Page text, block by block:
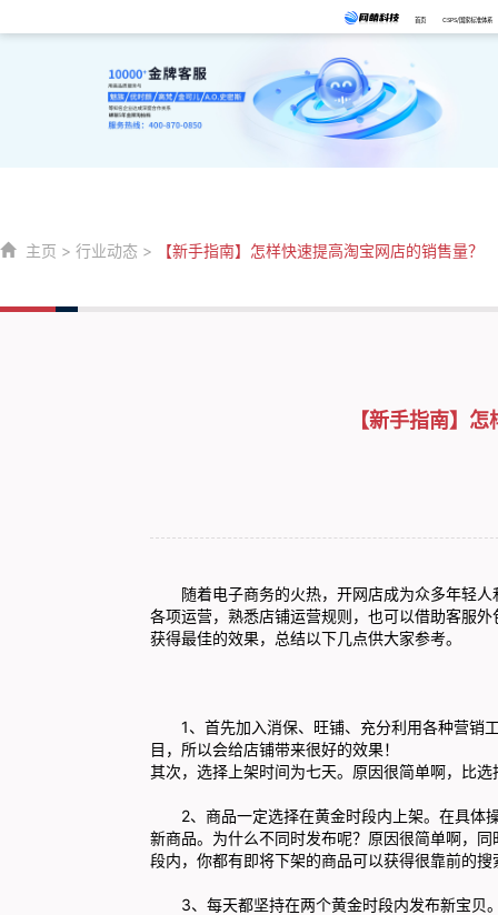
首页 CSPS/国家标准体系
主页 > 行业动态 > 【新手指南】怎样快速提高淘宝网店的销售量？
【新手指南】
随着电子商务的火热，开网店成为众多年轻人
各项运营，熟悉店铺运营规则，也可以借助客服外
获得最佳的效果，总结以下几点供大家参考。
1、首先加入消保、旺铺、充分利用各种营销工
目，所以会给店铺带来很好的效果！
其次，选择上架时间为七天。原因很简单啊，比
2、商品一定选择在黄金时段内上架。在具体操
新商品。为什么不同时发布呢？原因很简单啊，
段内，你都有即将下架的商品可以获得很靠前的
3、每天都坚持在两个黄金时段内发布新宝贝